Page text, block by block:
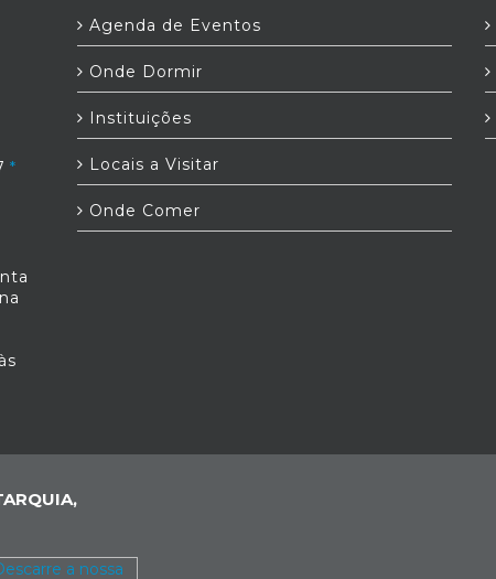
Agenda de Eventos
Onde Dormir
Instituições
Locais a Visitar
Onde Comer